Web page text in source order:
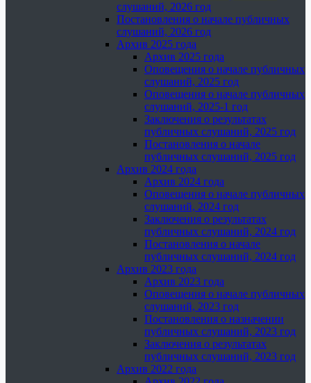
слушаний, 2026 год
Постановления о начале публичных
слушаний, 2026 год
Архив 2025 года
Архив 2025 года
Оповещения о начале публичных
слушаний, 2025 год
Оповещения о начале публичных
слушаний, 2025-1 год
Заключения о результатах
публичных слушаний, 2025 год
Постановления о начале
публичных слушаний, 2025 год
Архив 2024 года
Архив 2024 года
Оповещения о начале публичных
слушаний, 2024 год
Заключения о результатах
публичных слушаний, 2024 год
Постановления о начале
публичных слушаний, 2024 год
Архив 2023 года
Архив 2023 года
Оповещения о начале публичных
слушаний, 2023 год
Постановления о назначении
публичных слушаний, 2023 год
Заключения о результатах
публичных слушаний, 2023 год
Архив 2022 года